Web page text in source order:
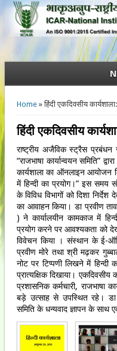
You are here
Home» हिंदी एकदिवसीय
हिंदी एकदिवसीय
राष्ट्रीय अजैविक स्ट्रैस
“राजभाषा कार्यान्वयन समिति”
कार्यशाला का ऑनलाइन आयोजन
में हिन्दी का प्रयोग।” इस समय
के विविध विभागों को दिशा
का आवाहन किया। डा प्रवीण
) ने कार्यालयीन कामकाज में
प्रयोग करने पर आवश्यकता को
विवेचन किया । संस्थान के ई-
प्रवीण मोरे तथा श्री मढ़कर
नोट पर टिप्पणी लिखने में
प्रात्यक्षिक दिखाया।
प्रशासनिक कर्मचारी, राजभाषा
बड़े उत्साह से उपस्थित रहे। डा
समिति के धन्यवाद ज्ञापन के साथ